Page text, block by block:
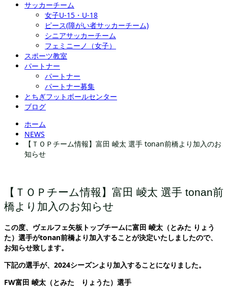
サッカーチーム
女子U-15・U-18
ピース(障がい者サッカーチーム)
シニアサッカーチーム
フェミニーノ（女子）
スポーツ教室
パートナー
パートナー
パートナー募集
とちぎフットボールセンター
ブログ
ホーム
NEWS
【ＴＯＰチーム情報】富田 崚太 選手 tonan前橋より加入のお
知らせ
【ＴＯＰチーム情報】富田 崚太 選手 tonan前
橋より加入のお知らせ
この度、ヴェルフェ矢板トップチームに富田 崚太（とみた りょう
た）選手がtonan前橋より加入することが決定いたしましたので、
お知らせ致します。
下記の選手が、2024シーズンより加入することになりました。
FW富田 崚太（とみた りょうた）選手